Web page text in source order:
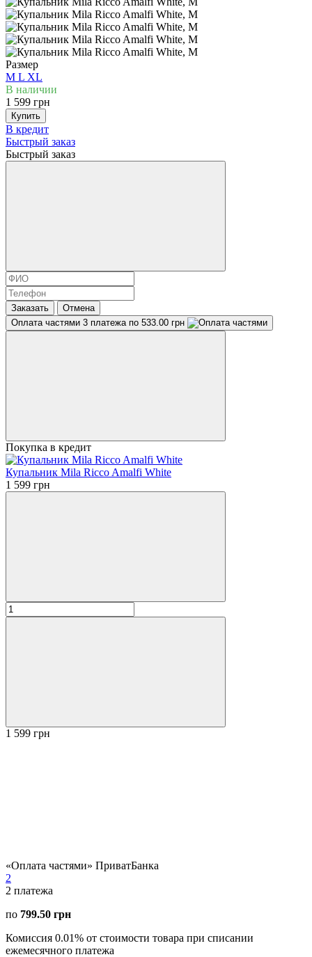
Размер
M L XL
В наличии
1 599 грн
Купить
В кредит
Быстрый заказ
Быстрый заказ
Заказать
Отмена
Оплата частями 3 платежа по 533.00 грн
Покупка в кредит
Купальник Mila Ricco Amalfi White
1 599 грн
1 599 грн
«Оплата частями» ПриватБанка
2
2 платежа
по 799.50 грн
Комиссия 0.01% от стоимости товара при списании
ежемесячного платежа